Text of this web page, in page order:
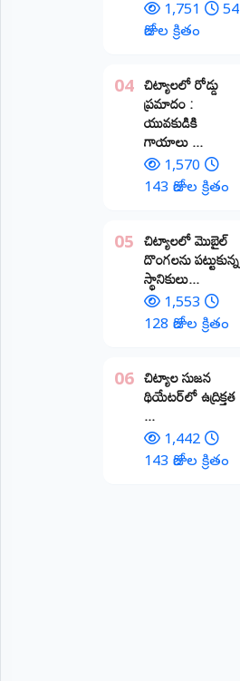
1,751
54
రోజుల క్రితం
04 చిట్యాలలో రోడ్డు
ప్రమాదం :
యువకుడికి
గాయాలు ​...
1,570
143 రోజుల క్రితం
05 చిట్యాలలో మొబైల్
దొంగలను పట్టుకున్న
స్థానికులు...
1,553
128 రోజుల క్రితం
06 చిట్యాల సుజన
థియేటర్‌లో ఉద్రిక్తత
...
1,442
143 రోజుల క్రితం